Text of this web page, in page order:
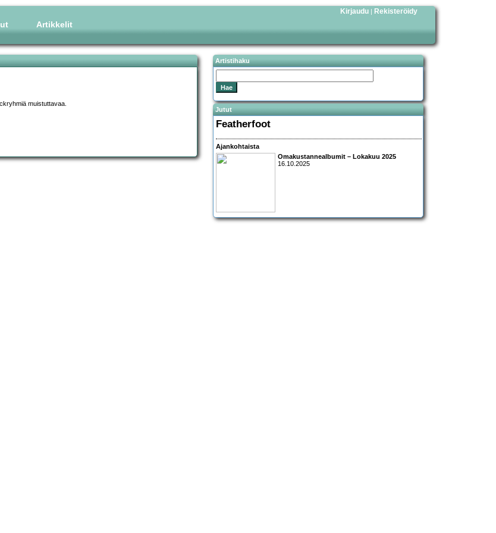
Artikkelit
Kirjaudu | Rekisteröidy
muistuttavaa.
Artistihaku
Jutut
Featherfoot
Ajankohtaista
Omakustannealbumit – Lokakuu 2025
16.10.2025